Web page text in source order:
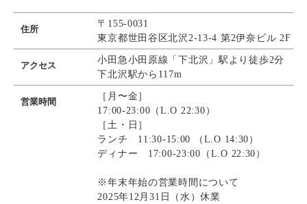
住所
〒155‐0031
東京都世田谷区北沢2-13-4 第2伊奈ビル 2F​
アクセス
小田急小田原線「下北沢」駅より徒歩2分
下北沢駅から117m
営業時間
［月〜金］
17:00-23:00（L.O 22:30）
［土・日］
ランチ 11:30-15:00 （L.O 14:30）
ディナー 17:00-23:00（L.O 22:30）
※年末年始の営業時間について
2025年12月31日（水）休業